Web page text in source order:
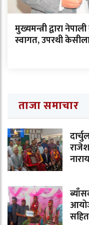
मुख्यमन्त्री द्वारा
स्वागत, उपरथी
ताजा समाचार